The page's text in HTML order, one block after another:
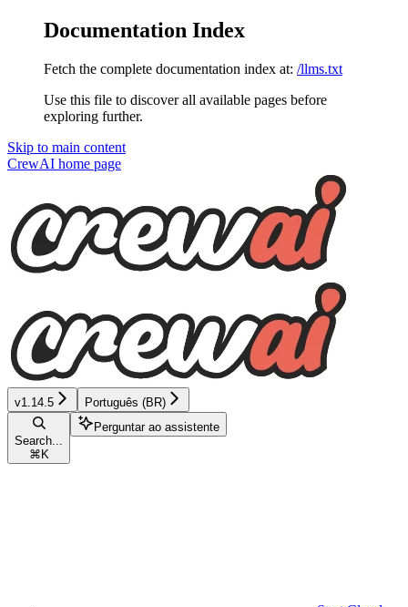
Documentation Index
Fetch the complete documentation index at: /llms.txt
Use this file to discover all available pages before
exploring further.
Skip to main content
CrewAI home page
v1.14.5 Português (BR)
Search...
⌘ K
Perguntar ao assistente